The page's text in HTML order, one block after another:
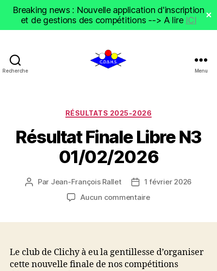
Breaking news : Nouvelle application d'inscription
et de gestions des compétitions --> A lire ICI ✕
Recherche Menu
Catégories
RÉSULTATS 2025-2026
Résultat Finale Libre N3
01/02/2026
Auteur
Par Jean-François Rallet
Date
de
1 février 2026
Aucun commentairesur
01/02/2026
Le club de Clichy à eu la gentillesse d’organiser
cette nouvelle finale de nos compétitions